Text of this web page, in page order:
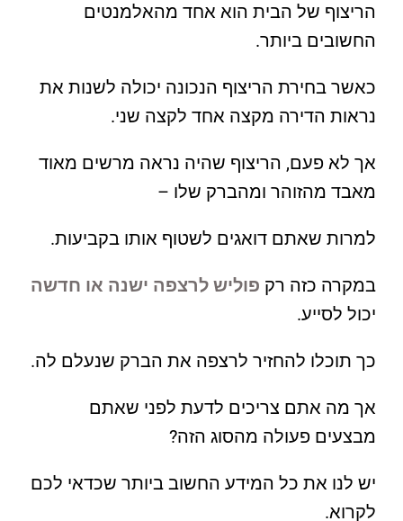
הריצוף של הבית הוא אחד מהאלמנטים
החשובים ביותר.
כאשר בחירת הריצוף הנכונה יכולה לשנות את
נראות הדירה מקצה אחד לקצה שני.
אך לא פעם, הריצוף שהיה נראה מרשים מאוד
מאבד מהזוהר ומהברק שלו –
למרות שאתם דואגים לשטוף אותו בקביעות.
במקרה כזה רק פוליש לרצפה ישנה או חדשה
יכול לסייע.
כך תוכלו להחזיר לרצפה את הברק שנעלם לה.
אך מה אתם צריכים לדעת לפני שאתם
מבצעים פעולה מהסוג הזה?
יש לנו את כל המידע החשוב ביותר שכדאי לכם
לקרוא.